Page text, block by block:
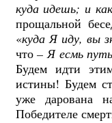
куда идешь; и
прощальной
«куда Я иду, вы
что– Я есмь
Будем идти
истины! Будем
уже дарована
Победителе